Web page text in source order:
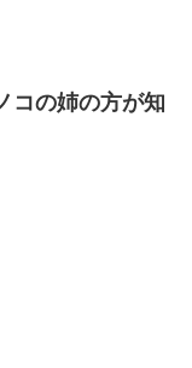
コの姉の方が知